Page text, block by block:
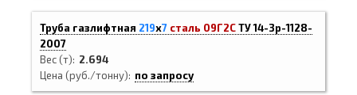
Труба газлифтная 219х7 сталь 09Г2СТУ 14-3р-1128-
2007
Вес (т)
2.694
Цена (руб./тонну)
по запросу